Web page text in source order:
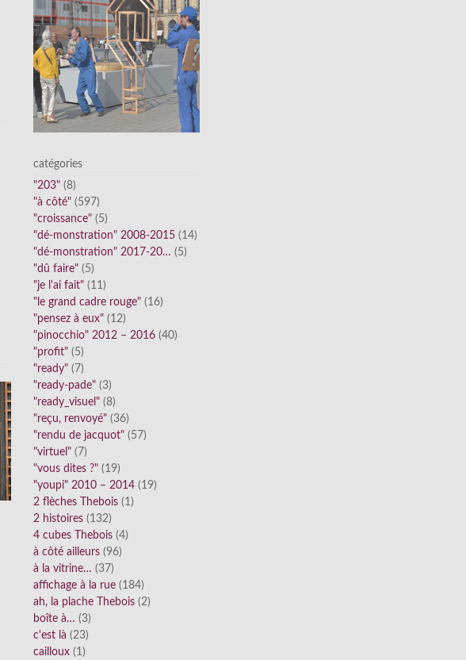
catégories
"203" (8)
"à côté" (597)
"croissance" (5)
"dé-monstration" 2008-2015 (14)
"dé-monstration" 2017-20… (5)
"dû faire" (5)
"je l'ai fait" (11)
"le grand cadre rouge" (16)
"pensez à eux" (12)
"pinocchio" 2012 – 2016 (40)
"profit" (5)
"ready" (7)
"ready-pade" (3)
"ready_visuel" (8)
"reçu, renvoyé" (36)
"rendu de jacquot" (57)
"virtuel" (7)
"vous dites ?" (19)
"youpi" 2010 – 2014 (19)
2 flèches Thebois (1)
2 histoires (132)
4 cubes Thebois (4)
à côté ailleurs (96)
à la vitrine… (37)
affichage à la rue (184)
ah, la plache Thebois (2)
boîte à… (3)
c'est là (23)
cailloux (1)